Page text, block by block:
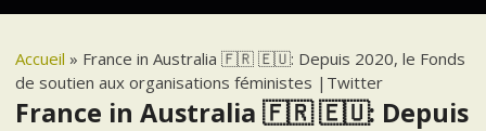
Accueil » France in Australia 🇫🇷 🇪🇺: Depuis 2020, le Fonds
de soutien aux organisations féministes |Twitter
France in Australia 🇫🇷 🇪🇺: Depuis